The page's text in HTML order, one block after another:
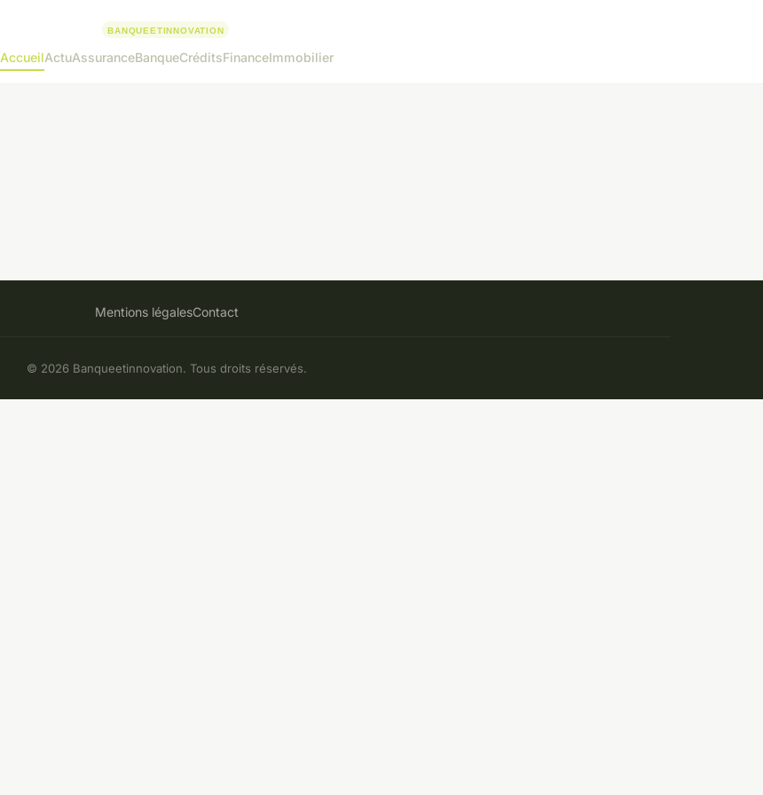
AccueilActuAssuranceBanqueCréditsFinanceImmobilier
Mentions légalesContact
© 2026 Banqueetinnovation. Tous droits réservés.